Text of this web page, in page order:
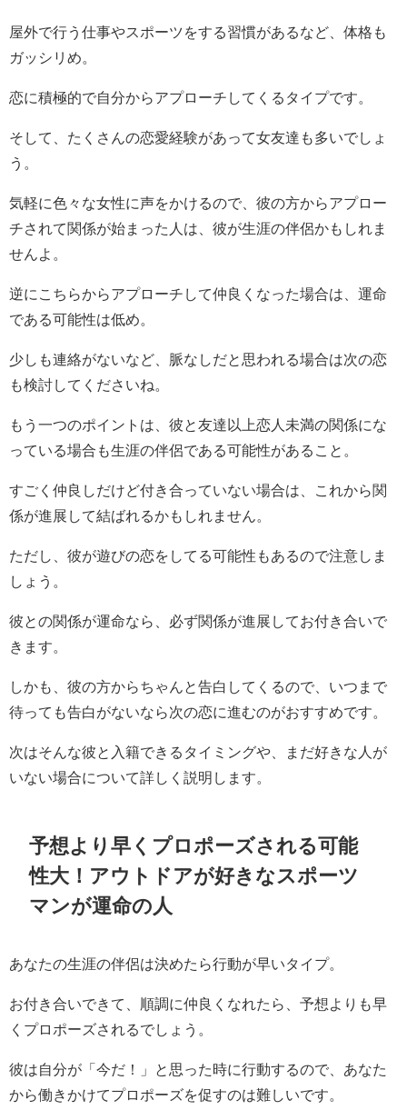
屋外で行う仕事やスポーツをする習慣があるなど、体格も
ガッシリめ。
恋に積極的で自分からアプローチしてくるタイプです。
そして、たくさんの恋愛経験があって女友達も多いでしょ
う。
気軽に色々な女性に声をかけるので、彼の方からアプロー
チされて関係が始まった人は、彼が生涯の伴侶かもしれま
せんよ。
逆にこちらからアプローチして仲良くなった場合は、運命
である可能性は低め。
少しも連絡がないなど、脈なしだと思われる場合は次の恋
も検討してくださいね。
もう一つのポイントは、彼と友達以上恋人未満の関係にな
っている場合も生涯の伴侶である可能性があること。
すごく仲良しだけど付き合っていない場合は、これから関
係が進展して結ばれるかもしれません。
ただし、彼が遊びの恋をしてる可能性もあるので注意しま
しょう。
彼との関係が運命なら、必ず関係が進展してお付き合いで
きます。
しかも、彼の方からちゃんと告白してくるので、いつまで
待っても告白がないなら次の恋に進むのがおすすめです。
次はそんな彼と入籍できるタイミングや、まだ好きな人が
いない場合について詳しく説明します。
予想より早くプロポーズされる可能
性大！アウトドアが好きなスポーツ
マンが運命の人
あなたの生涯の伴侶は決めたら行動が早いタイプ。
お付き合いできて、順調に仲良くなれたら、予想よりも早
くプロポーズされるでしょう。
彼は自分が「今だ！」と思った時に行動するので、あなた
から働きかけてプロポーズを促すのは難しいです。